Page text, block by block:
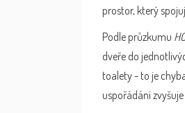
prostor, který
Podle průzkumu
dveře do
toalety - to je
uspořádání